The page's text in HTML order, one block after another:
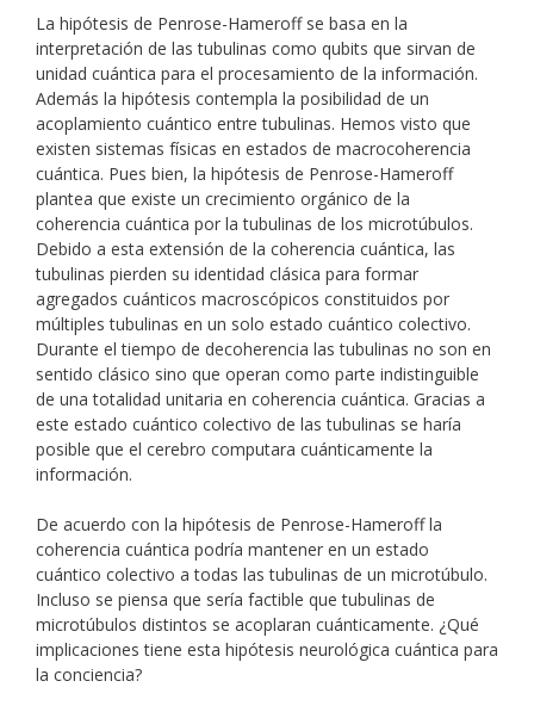
La hipótesis de Penrose-Hameroff se basa en la
interpretación de las tubulinas como qubits que sirvan de
unidad cuántica para el procesamiento de la información.
Además la hipótesis contempla la posibilidad de un
acoplamiento cuántico entre tubulinas. Hemos visto que
existen sistemas físicas en estados de macrocoherencia
cuántica. Pues bien, la hipótesis de Penrose-Hameroff
plantea que existe un crecimiento orgánico de la
coherencia cuántica por la tubulinas de los microtúbulos.
Debido a esta extensión de la coherencia cuántica, las
tubulinas pierden su identidad clásica para formar
agregados cuánticos macroscópicos constituidos por
múltiples tubulinas en un solo estado cuántico colectivo.
Durante el tiempo de decoherencia las tubulinas no son en
sentido clásico sino que operan como parte indistinguible
de una totalidad unitaria en coherencia cuántica. Gracias a
este estado cuántico colectivo de las tubulinas se haría
posible que el cerebro computara cuánticamente la
información.
De acuerdo con la hipótesis de Penrose-Hameroff la
coherencia cuántica podría mantener en un estado
cuántico colectivo a todas las tubulinas de un microtúbulo.
Incluso se piensa que sería factible que tubulinas de
microtúbulos distintos se acoplaran cuánticamente. ¿Qué
implicaciones tiene esta hipótesis neurológica cuántica para
la conciencia?